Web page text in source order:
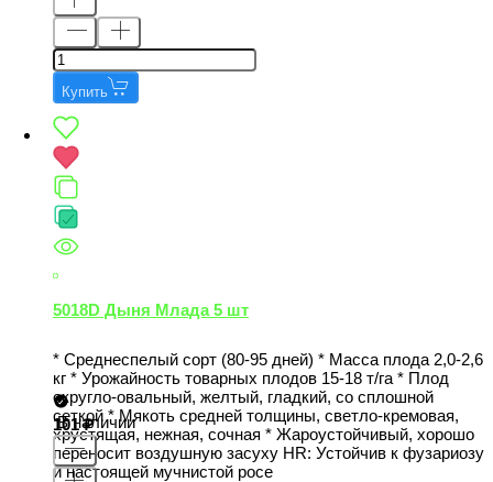
Купить
5018D Дыня Млада 5 шт
* Среднеспелый сорт (80-95 дней) * Масса плода 2,0-2,6
кг * Урожайность товарных плодов 15-18 т/га * Плод
округло-овальный, желтый, гладкий, со сплошной
сеткой * Мякоть средней толщины, светло-кремовая,
хрустящая, нежная, сочная * Жароустойчивый, хорошо
переносит воздушную засуху НR: Устойчив к фузариозу
и настоящей мучнистой росе
В наличии
101